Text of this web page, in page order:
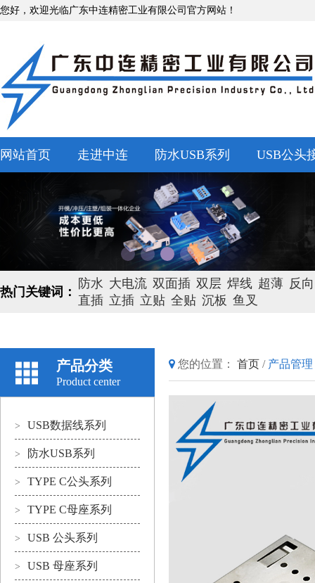
您好，欢迎光临广东中连精密工业有限公司官方网站！
网站首页 走进中连 防水USB系列 USB公头
热门关键词：
防水 大电流 双面插 双层 焊线 超薄 反向
直插 立插 立贴 全贴 沉板 鱼叉
产品分类
Product center
> USB数据线系列
> 防水USB系列
> TYPE C公头系列
> TYPE C母座系列
> USB 公头系列
> USB 母座系列
您的位置： 首页 / 产品管理